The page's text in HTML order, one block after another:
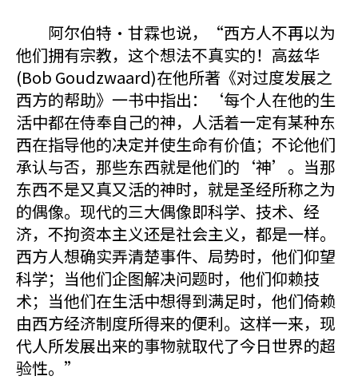
阿尔伯特·甘霖也说，“西方人不再以为
他们拥有宗教，这个想法不真实的！高兹华
(Bob Goudzwaard)在他所著《对过度发展之
西方的帮助》一书中指出：‘每个人在他的生
活中都在侍奉自己的神，人活着一定有某种东
西在指导他的决定并使生命有价值；不论他们
承认与否，那些东西就是他们的‘神’。当那
东西不是又真又活的神时，就是圣经所称之为
的偶像。现代的三大偶像即科学、技术、经
济，不拘资本主义还是社会主义，都是一样。
西方人想确实弄清楚事件、局势时，他们仰望
科学；当他们企图解决问题时，他们仰赖技
术；当他们在生活中想得到满足时，他们倚赖
由西方经济制度所得来的便利。这样一来，现
代人所发展出来的事物就取代了今日世界的超
验性。”